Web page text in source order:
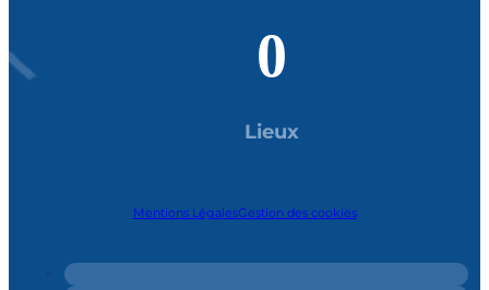
0
Lieux
Mentions LégalesGestion des cookies